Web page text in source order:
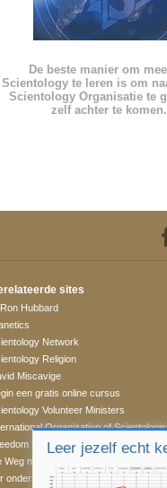
De beste manier om
Scientology te leren is om
Scientology Organisatie te
zelf achter te
Leer jezelf echt
sites
Hubbard
Network
Religion
Miscavige
een gratis online cursus
Volunteer Ministers
Organization of
Magazine
Weg naar een Gelukkig Leven
ondersteuning van een Drugsvrije